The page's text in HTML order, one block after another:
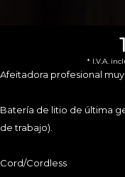
* I.V.A.
Afeitadora profesional
Batería de litio de última
de trabajo).
Cord/Cordless
C.F.Pinedo. C/
Email.